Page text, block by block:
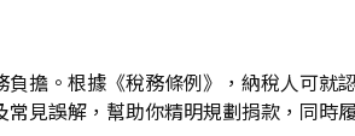
擔。根據《稅務條例》，納稅人可就
見誤解，幫助你精明規劃捐款，同時